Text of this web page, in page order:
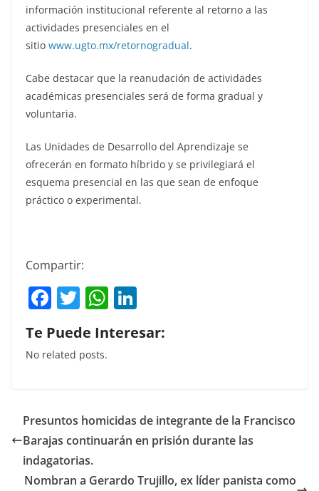
información institucional referente al retorno a las
actividades presenciales en el
sitio www.ugto.mx/retornogradual.
Cabe destacar que la reanudación de actividades
académicas presenciales será de forma gradual y
voluntaria.
Las Unidades de Desarrollo del Aprendizaje se
ofrecerán en formato híbrido y se privilegiará el
esquema presencial en las que sean de enfoque
práctico o experimental.
Compartir:
F
a
c
e
o
o
k
T
w
itt
er
W
h
at
p
p
k
n
Te Puede Interesar:
No related posts.
Presuntos homicidas de integrante de la Francisco
Barajas continuarán en prisión durante las
indagatorias.
Nombran a Gerardo Trujillo, ex líder panista como